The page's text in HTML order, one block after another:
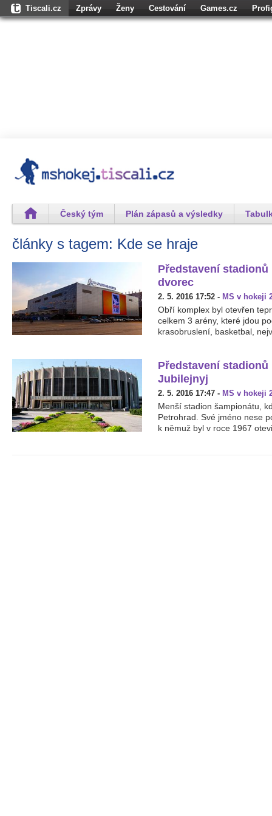
Tiscali.cz Zprávy Ženy Cestování Games.cz
Český tým Plán zápasů a výsledky
články s tagem: Kde se hraje
Představení
dvorec
2. 5. 2016 17:52 - MS v hokeji
Obří komplex byl otevřen
celkem 3 arény, které jdou
krasobruslení, basketbal,
Představení
Jubilejnyj
2. 5. 2016 17:47 - MS v hokeji
Menší stadion šampionátu,
Petrohrad. Své jméno nese
k němuž byl v roce 1967